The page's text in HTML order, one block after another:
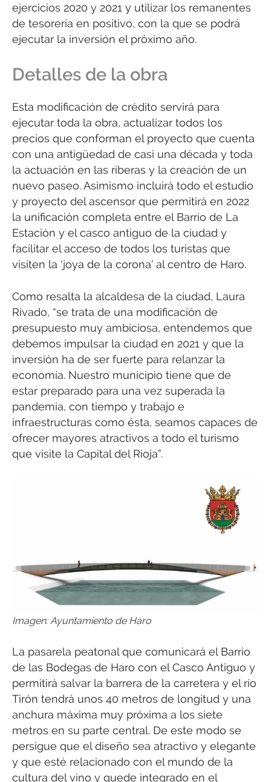
ejercicios 2020 y 2021 y utilizar los remanentes
de tesorería en positivo, con la que se podrá
ejecutar la inversión el próximo año.
Detalles de la obra
Esta modificación de crédito servirá para
ejecutar toda la obra, actualizar todos los
precios que conforman el proyecto que cuenta
con una antigüedad de casi una década y toda
la actuación en las riberas y la creación de un
nuevo paseo. Asimismo incluirá todo el estudio
y proyecto del ascensor que permitirá en 2022
la unificación completa entre el Barrio de La
Estación y el casco antiguo de la ciudad y
facilitar el acceso de todos los turistas que
visiten la ‘joya de la corona’ al centro de Haro.
Como resalta la alcaldesa de la ciudad, Laura
Rivado, “se trata de una modificación de
presupuesto muy ambiciosa, entendemos que
debemos impulsar la ciudad en 2021 y que la
inversión ha de ser fuerte para relanzar la
economía. Nuestro municipio tiene que de
estar preparado para una vez superada la
pandemia, con tiempo y trabajo e
infraestructuras como ésta, seamos capaces de
ofrecer mayores atractivos a todo el turismo
que visite la Capital del Rioja”.
Imagen: Ayuntamiento de Haro
La pasarela peatonal que comunicará el Barrio
de las Bodegas de Haro con el Casco Antiguo y
permitirá salvar la barrera de la carretera y el río
Tirón tendrá unos 40 metros de longitud y una
anchura máxima muy próxima a los siete
metros en su parte central. De este modo se
persigue que el diseño sea atractivo y elegante
y que esté relacionado con el mundo de la
cultura del vino y quede integrado en el